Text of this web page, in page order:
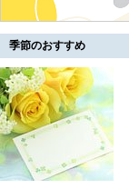
季節のおすすめ